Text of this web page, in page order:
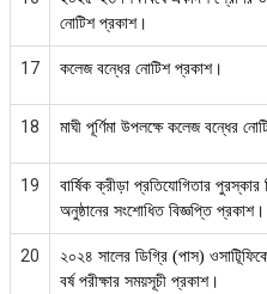
নোটিশ প্রকাশ।
17 কলেজ বন্ধের নোটিশ প্রকাশ।
18 মাঘী পূর্ণিমা উপলক্ষে কলেজ বন্ধের
19
বার্ষিক ক্রীড়া প্রতিযোগিতার পুরস্কার
অনুষ্ঠানের সংশোধিত বিজ্ঞপ্তি প্রকাশ।
20
২০২৪ সালের ডিগ্রি (পাস)
বর্ষ পরীক্ষার সময়সূচী প্রকাশ।